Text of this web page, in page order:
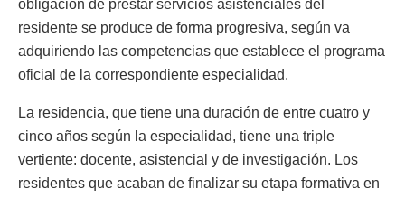
obligación de prestar servicios asistenciales del
residente se produce de forma progresiva, según va
adquiriendo las competencias que establece el programa
oficial de la correspondiente especialidad.
La residencia, que tiene una duración de entre cuatro y
cinco años según la especialidad, tiene una triple
vertiente: docente, asistencial y de investigación. Los
residentes que acaban de finalizar su etapa formativa en